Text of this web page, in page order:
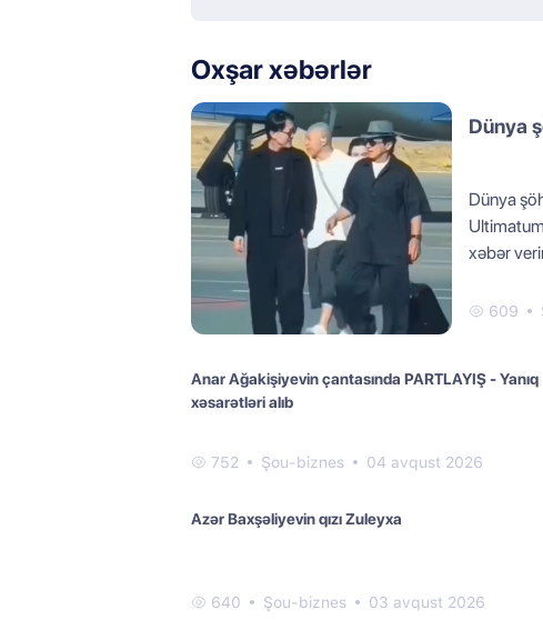
Oxşar xəbərlər
Dünya
Dünya
xəbər
609
Anar Ağakişiyevin çantasında PARTLAYIŞ - Yanıq
xəsarətləri alıb
752 Şou-biznes 04 avqust 2026
Azər Baxşəliyevin qızı Zuleyxa
640 Şou-biznes 03 avqust 2026